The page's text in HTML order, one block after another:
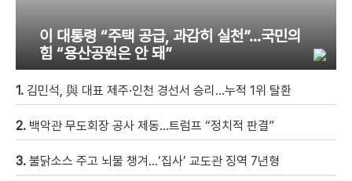
이 대통령 “주택 공급, 과감히 실천”…국민의
힘 “용산공원은 안 돼”
1. 김민석, 與 대표 제주·인천 경선서 승리…누적 1위 탈환
2. 백악관 무도회장 공사 제동…트럼프 “정치적 판결”
3. 불닭소스 주고 뇌물 챙겨…‘집사’ 교도관 징역 7년형